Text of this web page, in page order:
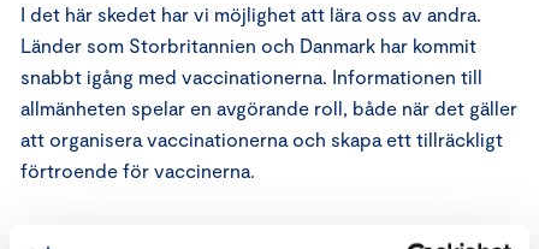
I det här skedet har vi möjlighet att lära oss av andra.
Länder som Storbritannien och Danmark har kommit
snabbt igång med vaccinationerna. Informationen till
allmänheten spelar en avgörande roll, både när det gäller
att organisera vaccinationerna och skapa ett tillräckligt
förtroende för vaccinerna.